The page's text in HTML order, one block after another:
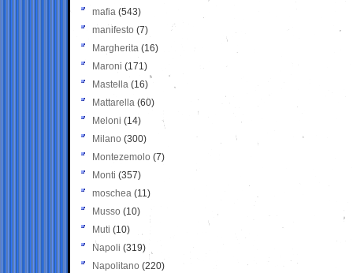
mafia (543)
manifesto (7)
Margherita (16)
Maroni (171)
Mastella (16)
Mattarella (60)
Meloni (14)
Milano (300)
Montezemolo (7)
Monti (357)
moschea (11)
Musso (10)
Muti (10)
Napoli (319)
Napolitano (220)